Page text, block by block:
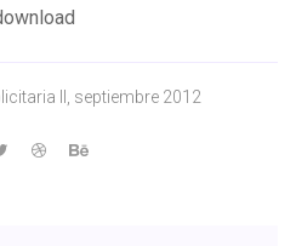
II, septiembre 2012